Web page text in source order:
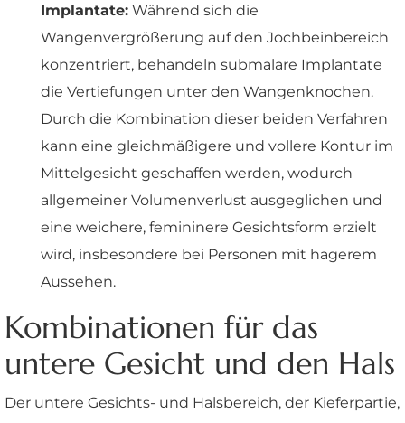
Implantate: Während sich die
Wangenvergrößerung auf den Jochbeinbereich
konzentriert, behandeln submalare Implantate
die Vertiefungen unter den Wangenknochen.
Durch die Kombination dieser beiden Verfahren
kann eine gleichmäßigere und vollere Kontur im
Mittelgesicht geschaffen werden, wodurch
allgemeiner Volumenverlust ausgeglichen und
eine weichere, femininere Gesichtsform erzielt
wird, insbesondere bei Personen mit hagerem
Aussehen.
Kombinationen für das
untere Gesicht und den Hals
Der untere Gesichts- und Halsbereich, der Kieferpartie,